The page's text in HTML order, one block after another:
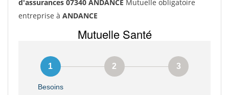
d'assurances 07340 ANDANCE Mutuelle obligatoire
entreprise à ANDANCE